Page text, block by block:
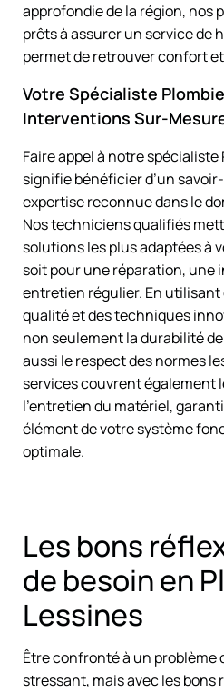
approfondie de la région, nos
prêts à assurer un service de
permet de retrouver confort
Votre Spécialiste
Interventions Sur-
Faire appel à notre
signifie bénéficier d’un
expertise reconnue dans le
Nos techniciens qualifiés
solutions les plus adaptées à
soit pour une réparation, une
entretien régulier. En utilisant
qualité et des techniques
non seulement la durabilité
aussi le respect des normes
services couvrent également
l’entretien du matériel,
élément de votre système
optimale.
Les bons
de besoin en
Lessines
Être confronté à un problème
stressant, mais avec les bons